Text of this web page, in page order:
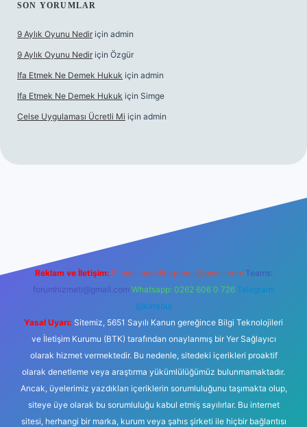
SON YORUMLAR
9 Aylık Oyunu Nedir için admin
9 Aylık Oyunu Nedir için Özgür
Ifa Etmek Ne Demek Hukuk için admin
Ifa Etmek Ne Demek Hukuk için Simge
Celse Uygulaması Ücretli Mi için admin
Reklam ve İletişim: E-mail: backlinkpaneli@gmail.com Teams:
forumhizmeti@gmail.com Whatsapp: 0262 606 0 726 Telegram:
@karabul
Yasal Uyarı: Sitemiz, 5651 Sayılı Kanun gereğince Bilgi Teknolojileri
ve İletişim Kurumu (BTK) tarafından onaylanmış bir Yer Sağlayıcı
olarak hizmet vermektedir. Bu nedenle, sitedeki içerikleri proaktif
olarak denetleme veya araştırma yükümlülüğümüz bulunmamaktadır.
Ancak, üyelerimiz yazdıkları içeriklerin sorumluluğunu taşımakta olup,
siteye üye olarak bu sorumluluğu kabul etmiş sayılırlar. Bu internet
sitesi, herhangi bir marka, kurum veya şahıs şirketi ile hiçbir bağlantısı